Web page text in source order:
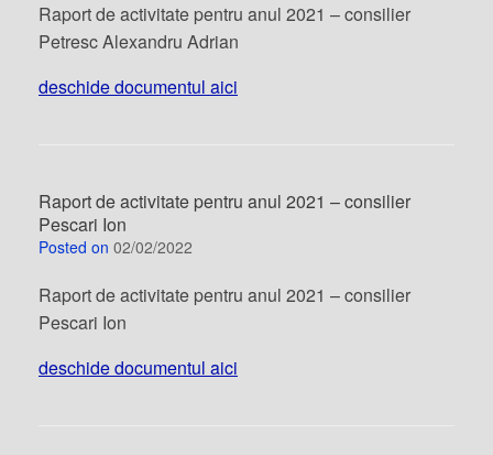
Raport de activitate pentru anul 2021 – consilier
Petresc Alexandru Adrian
deschide documentul aici
Raport de activitate pentru anul 2021 – consilier
Pescari Ion
Posted on 02/02/2022
Raport de activitate pentru anul 2021 – consilier
Pescari Ion
deschide documentul aici